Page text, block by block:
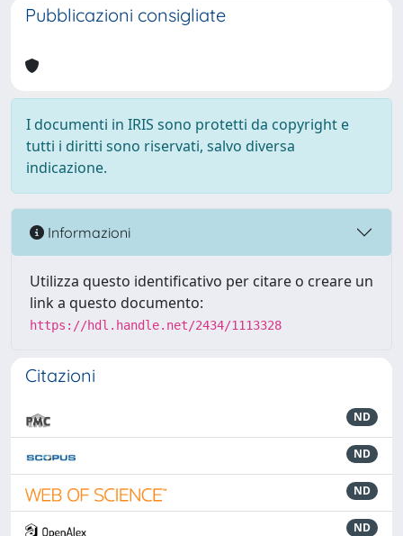
Pubblicazioni consigliate
I documenti in IRIS sono protetti da copyright e
tutti i diritti sono riservati, salvo diversa
indicazione.
Informazioni
Utilizza questo identificativo per citare o creare un
link a questo documento:
https://hdl.handle.net/2434/1113328
Citazioni
ND
ND
ND
ND